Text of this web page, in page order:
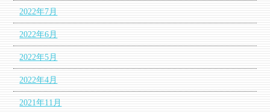
2022年7月
2022年6月
2022年5月
2022年4月
2021年11月